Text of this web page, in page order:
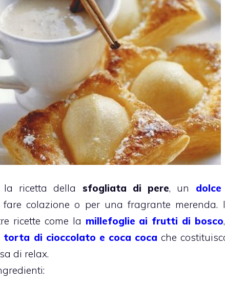
la ricetta della sfogliata di pere, un dolce
fare colazione o per una fragrante merenda.
ricette come la millefoglie ai frutti di bosco
torta di cioccolato e coca coca che
di relax.